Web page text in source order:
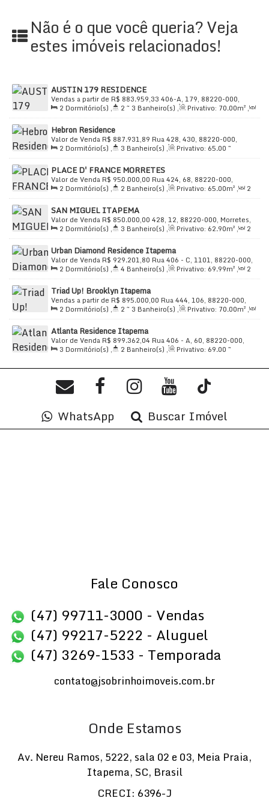
Não é o que você queria? Veja
estes imóveis relacionados!
AUSTIN 179 RESIDENCE
R$ 883.959,33
Vendas a partir de
406-A, 179, 88220-000,
Morretes, Itapema, Santa Catarina, Brasil
2 Dormitório(s) , 2 ~ 3 Banheiro(s) , Privativo: 70.00m² ,
2 Sala(s) , 1 ~ 2Suíte(s) , Total:93.00m², 1 Vaga(s),
Útil:70.00m²
Hebron Residence
R$ 887.931,89
Valor de Venda
Rua 428, 430, 88220-000,
Morretes, Itapema, Santa Catarina, Brasil
2 Dormitório(s) , 3 Banheiro(s) , Privativo: 65.00 ~
69.90m² , 2Sala(s), 2 Suíte(s), Total: 65.00m² ,
1
Vaga(s)
Útil:65.00 ~ 69.90m²
PLACE D' FRANCE MORRETES
R$ 950.000,00
Valor de Venda
Rua 424, 68, 88220-000,
Morretes, Itapema, Santa Catarina, Brasil
2 Dormitório(s) , 2 Banheiro(s) , Privativo: 65.00m² ,
2
Sala(s) , 1Suíte(s) , Total:88.00m², 1 Vaga(s), 550m
Distância do Mar, Útil:65
SAN MIGUEL ITAPEMA
R$ 850.000,00
Valor de Venda
428, 12, 88220-000, Morretes,
Itapema, Santa Catarina, Brasil
2 Dormitório(s) , 3 Banheiro(s) , Privativo: 62.90m² ,
2
Sala(s) , 2Suíte(s) , Total:99.00m², 1 Vaga(s),
Útil:
62.90m²
Urban Diamond Residence Itapema
R$ 929.201,80
Valor de Venda
Rua 406 - C, 1101, 88220-000,
Morretes, Itapema, Santa Catarina, Brasil
2 Dormitório(s) , 4 Banheiro(s) , Privativo: 69.99m² ,
2
Sala(s) , 2Suíte(s) , Total:69.99m², 1 Vaga(s), 500m
Distância do Mar, Útil:69.99m²
Triad Up! Brooklyn Itapema
R$ 895.000,00
Vendas a partir de
Rua 444, 106, 88220-000,
Morretes, Itapema, Santa Catarina, Brasil
2 Dormitório(s) , 2 ~ 3 Banheiro(s) , Privativo: 70.00m² ,
2 Sala(s) , 1 ~ 2Suíte(s) , Total:70.00m², 1 Vaga(s),
1200mDistância do Mar, Útil:
Atlanta Residence Itapema
R$ 899.362,04
Valor de Venda
Rua 406 - A, 60, 88220-000,
Morretes, Itapema, Santa Catarina, Brasil
3 Dormitório(s) , 2 Banheiro(s) , Privativo: 69.00 ~
Vaga(s), 500mDistância do Mar, Útil:70.00m²
WhatsApp Buscar Imóvel
Fale Conosco
(47) 99711-3000 - Vendas
(47) 99217-5222 - Aluguel
(47) 3269-1533 - Temporada
contato@jsobrinhoimoveis.com.br
Onde Estamos
Av. Nereu Ramos, 5222, sala 02 e 03, Meia Praia,
Itapema, SC, Brasil
CRECI: 6396-J